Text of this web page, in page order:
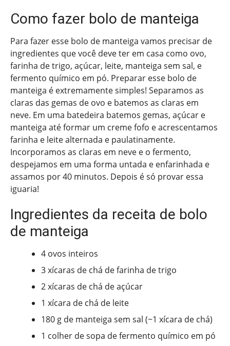
Como fazer bolo de manteiga
Para fazer esse bolo de manteiga vamos precisar de
ingredientes que você deve ter em casa como ovo,
farinha de trigo, açúcar, leite, manteiga sem sal, e
fermento químico em pó. Preparar esse bolo de
manteiga é extremamente simples! Separamos as
claras das gemas de ovo e batemos as claras em
neve. Em uma batedeira batemos gemas, açúcar e
manteiga até formar um creme fofo e acrescentamos
farinha e leite alternada e paulatinamente.
Incorporamos as claras em neve e o fermento,
despejamos em uma forma untada e enfarinhada e
assamos por 40 minutos. Depois é só provar essa
iguaria!
Ingredientes da receita de bolo
de manteiga
4 ovos inteiros
3 xícaras de chá de farinha de trigo
2 xícaras de chá de açúcar
1 xícara de chá de leite
180 g de manteiga sem sal (~1 xícara de chá)
1 colher de sopa de fermento químico em pó